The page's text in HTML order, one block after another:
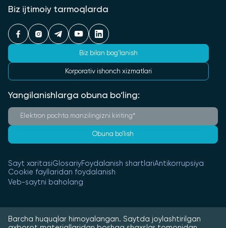
Biz ijtimoiy tarmoqlarda
Biz bilan bog‘lanish
Korporativ ishonch xizmatlari
Yangilanishlarga obuna bo‘ling:
Obuna bo‘lish
Sayt xaritasiGlosariyFoydalanish shartlariAntikorrupsiya
Cookie fayllaridan foydalanish
Veb-saytni baholang
Barcha huquqlar himoyalangan. Saytda joylashtirilgan